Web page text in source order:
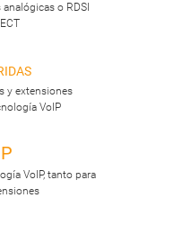
o RDSI
y extensiones
VoIP
VoIP, tanto para